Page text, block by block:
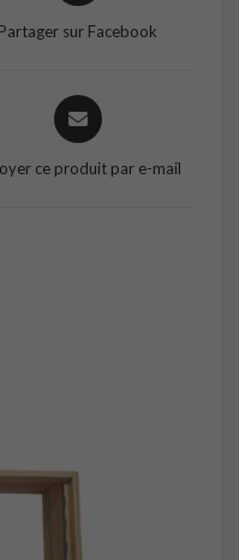
Partager sur Facebook
Opens
in
new
ce produit par e-mail